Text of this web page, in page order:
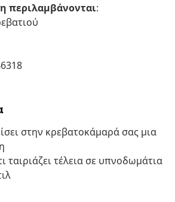
περιλαμβάνονται:
στην κρεβατοκάμαρά σας μια
ταιριάζει τέλεια σε υπνοδωμάτια